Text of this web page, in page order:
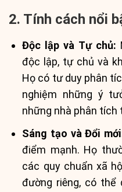
2. Tính cách nổi
Độc lập và Tự chủ:
độc lập, tự chủ và
Họ có tư duy phân
nghiệm những ý
những nhà phân tích
Sáng tạo và Đổi
điểm mạnh. Họ
các quy chuẩn xã
đường riêng, có thể